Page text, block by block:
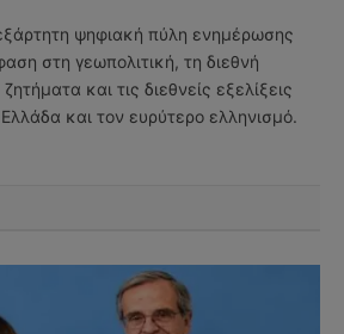
ψηφιακή πύλη ενημέρωσης
στη γεωπολιτική, τη διεθνή
και τις διεθνείς εξελίξεις
και τον ευρύτερο ελληνισμό.